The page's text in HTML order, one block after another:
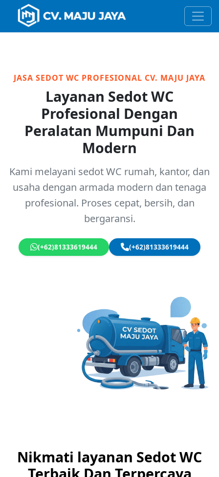
JASA SEDOT WC PROFESIONAL CV. MAJU JAYA
Layanan Sedot WC
Profesional Dengan
Peralatan Mumpuni Dan
Modern
Kami melayani sedot WC rumah, kantor, dan
usaha dengan armada modern dan tenaga
profesional. Proses cepat, bersih, dan
bergaransi.
(+62)81333619444 (+62)81333619444
Nikmati layanan Sedot WC